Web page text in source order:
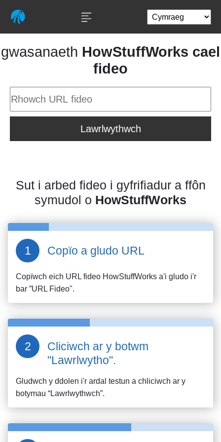
gwasanaeth HowStuffWorks cael
fideo
Lawrlwythwch
Sut i arbed fideo i gyfrifiadur a ffôn
symudol o HowStuffWorks
Copïo a gludo URL
Copïwch eich URL fideo HowStuffWorks a'i gludo i'r
bar ”URL Fideo".
Cliciwch ar y botwm
"Lawrlwytho".
Gludwch y ddolen i'r ardal testun a chliciwch ar y
botymau “Lawrlwythwch”.